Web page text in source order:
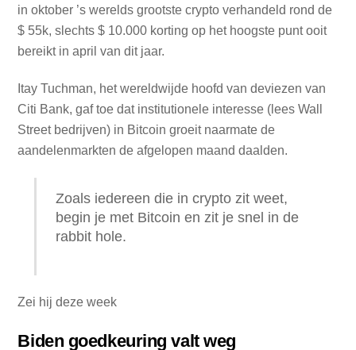
in oktober ’s werelds grootste crypto verhandeld rond de
$ 55k, slechts $ 10.000 korting op het hoogste punt ooit
bereikt in april van dit jaar.
Itay Tuchman, het wereldwijde hoofd van deviezen van
Citi Bank, gaf toe dat institutionele interesse (lees Wall
Street bedrijven) in Bitcoin groeit naarmate de
aandelenmarkten de afgelopen maand daalden.
Zoals iedereen die in crypto zit weet,
begin je met Bitcoin en zit je snel in de
rabbit hole.
Zei hij deze week
Biden goedkeuring valt weg